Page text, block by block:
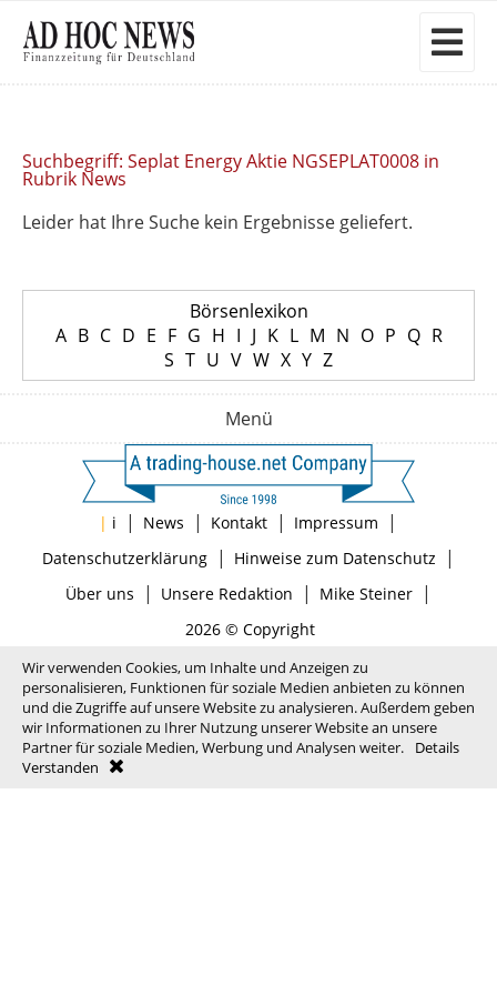
Suchbegriff: Seplat Energy Aktie NGSEPLAT0008 in
Rubrik News
Leider hat Ihre Suche kein Ergebnisse geliefert.
Börsenlexikon
A B C D E F G H I J K L M N O P Q R
S T U V W X Y Z
Menü
| i | News | Kontakt | Impressum |
Datenschutzerklärung| Hinweise zum Datenschutz |
Über uns | Unsere Redaktion | Mike Steiner|
2026 © Copyright
Wir verwenden Cookies, um Inhalte und Anzeigen zu
personalisieren, Funktionen für soziale Medien anbieten zu können
und die Zugriffe auf unsere Website zu analysieren. Außerdem geben
wir Informationen zu Ihrer Nutzung unserer Website an unsere
Partner für soziale Medien, Werbung und Analysen weiter.
Details
Verstanden